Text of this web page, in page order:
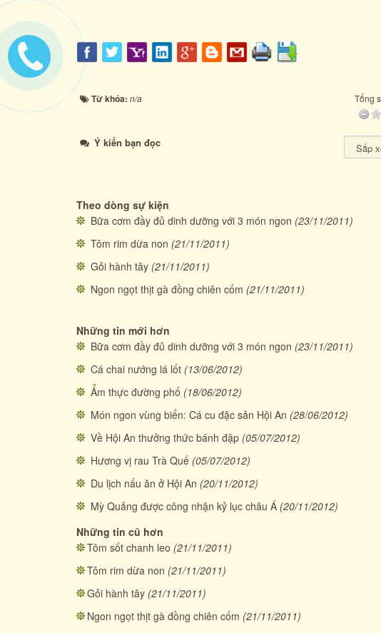
Từ khóa: n/a
Tổng
Ý kiến bạn đọc
Theo dòng sự kiện
Bữa cơm đầy đủ dinh dưỡng với 3 món ngon (23/11/2011)
Tôm rim dừa non (21/11/2011)
Gỏi hành tây (21/11/2011)
Ngon ngọt thịt gà đồng chiên cốm (21/11/2011)
Những tin mới hơn
Bữa cơm đầy đủ dinh dưỡng với 3 món ngon (23/11/2011)
Cá chai nướng lá lốt (13/06/2012)
Ẩm thực đường phố (18/06/2012)
Món ngon vùng biển: Cá cu đặc sản Hội An (28/06/2012)
Về Hội An thưởng thức bánh đập (05/07/2012)
Hương vị rau Trà Quế (05/07/2012)
Du lịch nấu ăn ở Hội An (20/11/2012)
Mỳ Quảng được công nhận kỷ lục châu Á (20/11/2012)
Những tin cũ hơn
Tôm sốt chanh leo (21/11/2011)
Tôm rim dừa non (21/11/2011)
Gỏi hành tây (21/11/2011)
Ngon ngọt thịt gà đồng chiên cốm (21/11/2011)